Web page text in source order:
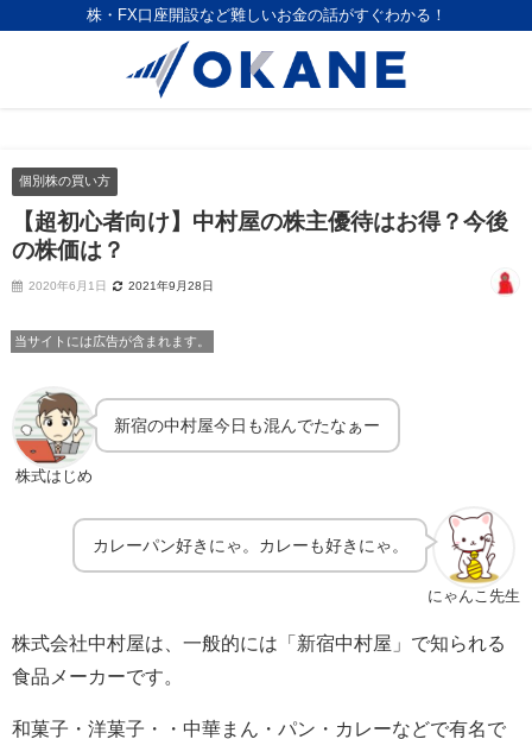
株・FX口座開設など難しいお金の話がすぐわかる！
個別株の買い方
【超初心者向け】中村屋の株主優待はお得？今後
の株価は？
2020年6月1日 2021年9月28日
当サイトには広告が含まれます。
株式はじめ
新宿の中村屋今日も混んでたなぁー
にゃんこ先生
カレーパン好きにゃ。カレーも好きにゃ。
株式会社中村屋は、一般的には「新宿中村屋」で知られる
食品メーカーです。
和菓子・洋菓子・・中華まん・パン・カレーなどで有名で